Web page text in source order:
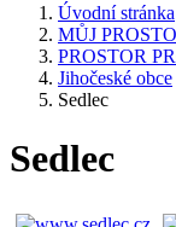
Úvodní stránka
MŮJ
PROSTOR
Jihočeské obce
Sedlec
Sedlec